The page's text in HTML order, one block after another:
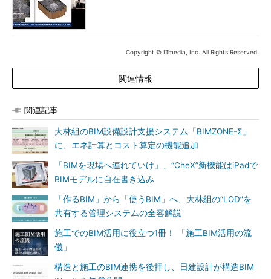
Copyright © ITmedia, Inc. All Rights Reserved.
関連情報
関連記事
大林組のBIM設備設計支援システム「BIMZONE-Σ」
に、エネ計算とコスト算定の機能追加
「BIMを現場へ連れていけ」、“CheX”新機能はiPadで
BIMモデルに自在書き込み
「作るBIM」から「使うBIM」へ、大林組の“LOD”を
共有する管理システムの全容解説
施工でのBIM活用に役立つ1冊！ 「施工BIM活用の流
儀」
構造と施工のBIM連携を後押し、日建設計が構造BIM